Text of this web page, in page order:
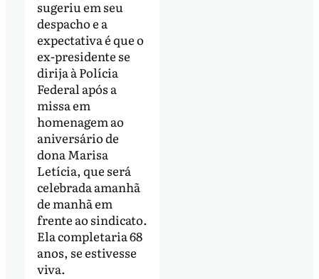
sugeriu em seu
despacho e a
expectativa é que o
ex-presidente se
dirija à Polícia
Federal após a
missa em
homenagem ao
aniversário de
dona Marisa
Letícia, que será
celebrada amanhã
de manhã em
frente ao sindicato.
Ela completaria 68
anos, se estivesse
viva.